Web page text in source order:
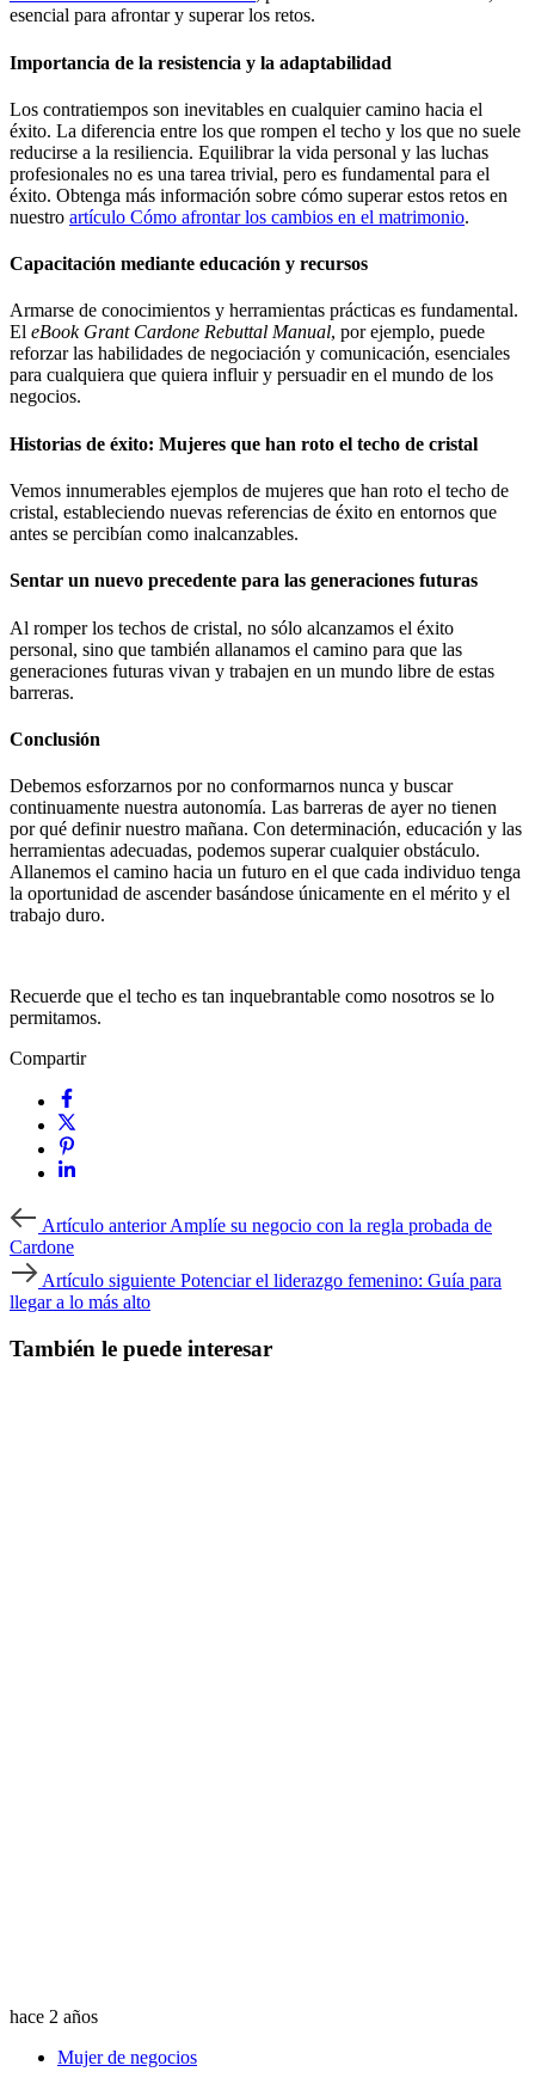
esencial para afrontar y superar los retos.
Importancia de la resistencia y la adaptabilidad
Los contratiempos son inevitables en cualquier camino hacia el
éxito. La diferencia entre los que rompen el techo y los que no suele
reducirse a la resiliencia. Equilibrar la vida personal y las luchas
profesionales no es una tarea trivial, pero es fundamental para el
éxito. Obtenga más información sobre cómo superar estos retos en
nuestro artículo Cómo afrontar los cambios en el matrimonio.
Capacitación mediante educación y recursos
Armarse de conocimientos y herramientas prácticas es fundamental.
El eBook Grant Cardone Rebuttal Manual, por ejemplo, puede
reforzar las habilidades de negociación y comunicación, esenciales
para cualquiera que quiera influir y persuadir en el mundo de los
negocios.
Historias de éxito: Mujeres que han roto el techo de cristal
Vemos innumerables ejemplos de mujeres que han roto el techo de
cristal, estableciendo nuevas referencias de éxito en entornos que
antes se percibían como inalcanzables.
Sentar un nuevo precedente para las generaciones futuras
Al romper los techos de cristal, no sólo alcanzamos el éxito
personal, sino que también allanamos el camino para que las
generaciones futuras vivan y trabajen en un mundo libre de estas
barreras.
Conclusión
Debemos esforzarnos por no conformarnos nunca y buscar
continuamente nuestra autonomía. Las barreras de ayer no tienen
por qué definir nuestro mañana. Con determinación, educación y las
herramientas adecuadas, podemos superar cualquier obstáculo.
Allanemos el camino hacia un futuro en el que cada individuo tenga
la oportunidad de ascender basándose únicamente en el mérito y el
trabajo duro.
Recuerde que el techo es tan inquebrantable como nosotros se lo
permitamos.
Compartir
Artículo
anteriorArtículo anteriorAmplíe su negocio con la regla probada de
Cardone
Artículo
siguiente
Artículo siguiente Potenciar el liderazgo femenino: Guía para
llegar a lo más alto
También le puede interesar
hace 2 años
Mujer de negocios